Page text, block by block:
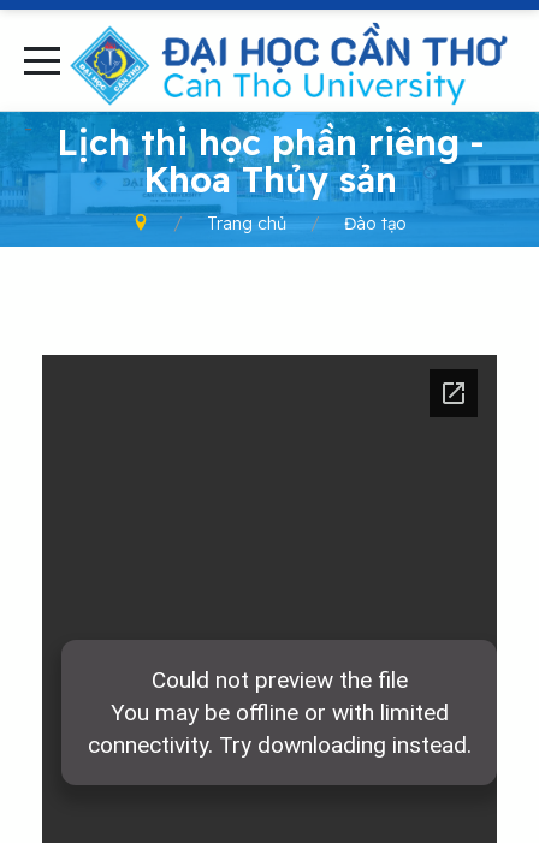
-
Lịch thi học phần riêng -
Khoa Thủy sản
Trang chủ Đào tạo